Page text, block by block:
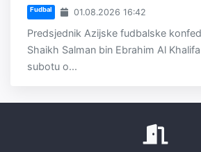
Fudbal 01.08.2026 16:42
Predsjednik Azijske fudbalske
Shaikh Salman bin Ebrahim Al
subotu o...